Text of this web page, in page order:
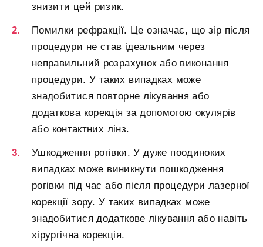
знизити цей ризик.
Помилки рефракції. Це означає, що зір після
процедури не став ідеальним через
неправильний розрахунок або виконання
процедури. У таких випадках може
знадобитися повторне лікування або
додаткова корекція за допомогою окулярів
або контактних лінз.
Ушкодження рогівки. У дуже поодиноких
випадках може виникнути пошкодження
рогівки під час або після процедури лазерної
корекції зору. У таких випадках може
знадобитися додаткове лікування або навіть
хірургічна корекція.